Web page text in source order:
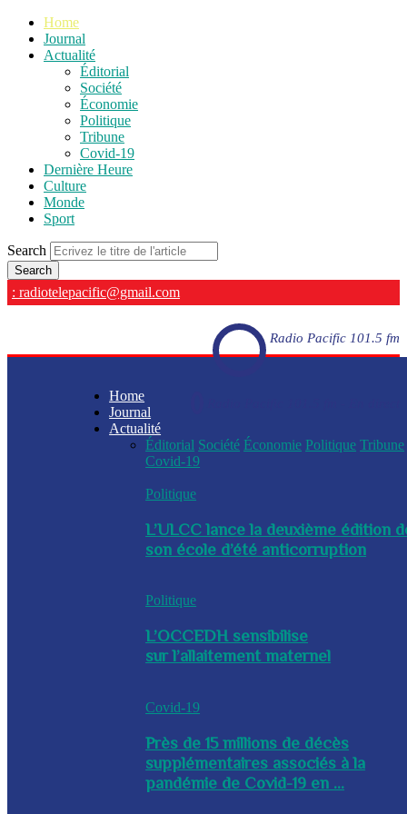
Home
Journal
Actualité
Éditorial
Société
Économie
Politique
Tribune
Covid-19
Dernière Heure
Culture
Monde
Sport
Search
: radiotelepacific@gmail.com
Radio Pacific 101.5 fm
Home
Journal
Actualité
Éditorial Société Économie Politique Tribune
Covid-19
Politique
L’ULCC lance la deuxième édition
son école d’été anticorruption
Politique
L’OCCEDH sensibilise
sur l’allaitement maternel
Covid-19
Près de 15 millions de décès
supplémentaires associés à la
pandémie de Covid-19 en ...